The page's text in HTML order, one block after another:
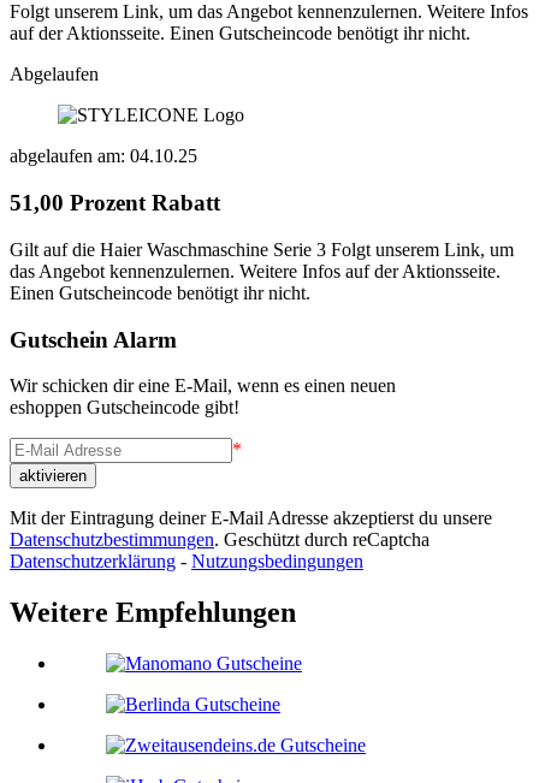
Folgt unserem Link, um das Angebot kennenzulernen. Weitere Infos
auf der Aktionsseite. Einen Gutscheincode benötigt ihr nicht.
Abgelaufen
abgelaufen am: 04.10.25
51,00 Prozent Rabatt
Gilt auf die Haier Waschmaschine Serie 3 Folgt unserem Link, um
das Angebot kennenzulernen. Weitere Infos auf der Aktionsseite.
Einen Gutscheincode benötigt ihr nicht.
Gutschein Alarm
Wir schicken dir eine E-Mail, wenn es einen neuen
eshoppen Gutscheincode gibt!
*
Mit der Eintragung deiner E-Mail Adresse akzeptierst du unsere
Datenschutzbestimmungen. Geschützt durch reCaptcha
Datenschutzerklärung - Nutzungsbedingungen
Weitere Empfehlungen